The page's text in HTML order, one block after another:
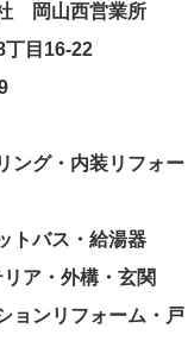
岡山西営業所
丁目 16-22
ング・内装リフォー
トバス・給湯器
ア・外構・玄関
ョンリフォーム・戸